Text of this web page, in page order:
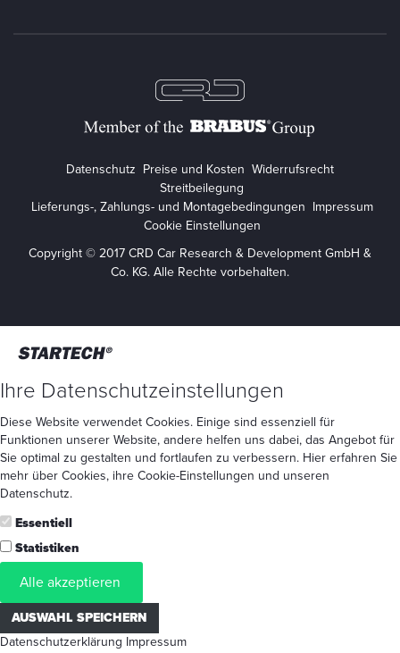
Datenschutz Preise und Kosten Widerrufsrecht
Streitbeilegung
Lieferungs-, Zahlungs- und Montagebedingungen Impressum
Cookie Einstellungen
Copyright © 2017 CRD Car Research & Development GmbH &
Co. KG. Alle Rechte vorbehalten.
Ihre Datenschutzeinstellungen
Diese Website verwendet Cookies. Einige sind essenziell für
Funktionen unserer Website, andere helfen uns dabei, das Angebot für
Sie optimal zu gestalten und fortlaufen zu verbessern. Hier erfahren Sie
mehr über Cookies, ihre Cookie-Einstellungen und unseren
Datenschutz.
Essentiell
Statistiken
Alle akzeptieren
AUSWAHL SPEICHERN
Datenschutzerklärung Impressum